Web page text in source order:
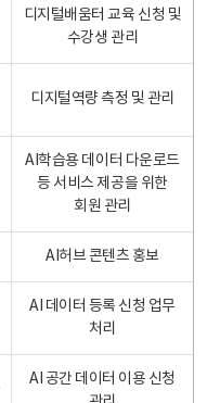
디지털배움터 교육 신청 및
수강생 관리
디지털역량 측정 및 관리
AI학습용 데이터 다운로드
등 서비스 제공을 위한
회원 관리
AI허브 콘텐츠 홍보
AI 데이터 등록 신청 업무
처리
AI 공간 데이터 이용 신청